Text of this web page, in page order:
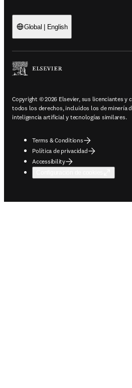
Global | English
Copyright © 2026 Elsevier, sus licenciantes y
todos los derechos, incluidos los de minería
inteligencia artificial y tecnologías similares.
Terms & Conditions
Política de privacidad
Accessibility